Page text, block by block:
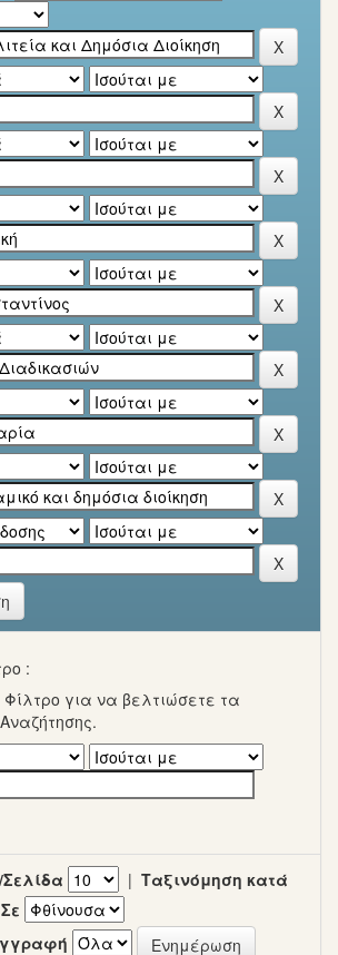
:
Φίλτρο για να βελτιώσετε τα
| Ταξινόμηση κατά
Σε